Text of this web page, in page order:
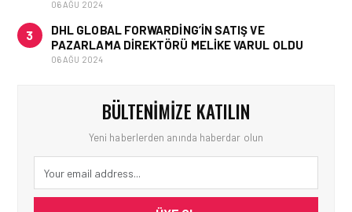
06 AĞU 2024
3
DHL GLOBAL FORWARDING’IN SATIŞ VE
PAZARLAMA DIREKTÖRÜ MELIKE VARUL OLDU
06 AĞU 2024
BÜLTENIMIZE KATILIN
Yeni haberlerden anında haberdar olun